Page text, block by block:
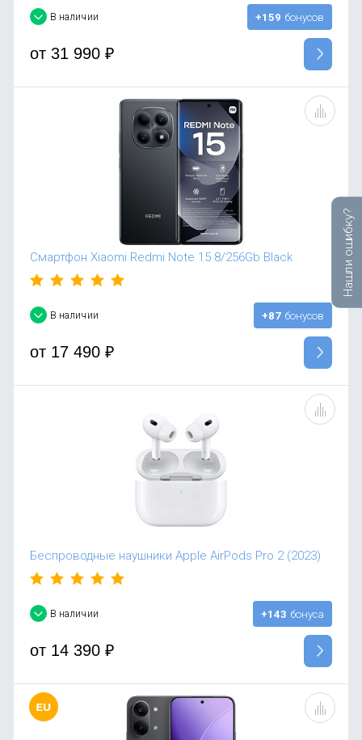
В наличии +159 бонусов
от31 990 ₽
Смартфон Xiaomi Redmi Note 15 8/256Gb Black
В наличии +87 бонусов
от17 490 ₽
Беспроводные наушники Apple AirPods Pro 2 (2023)
В наличии +143 бонуса
от14 390 ₽
Нашли ошибку?